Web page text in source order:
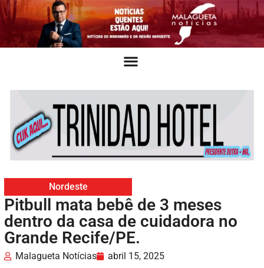
Nordeste
Pitbull mata bebê de 3 meses
dentro da casa de cuidadora no
Grande Recife/PE.
Malagueta Notícias abril 15, 2025